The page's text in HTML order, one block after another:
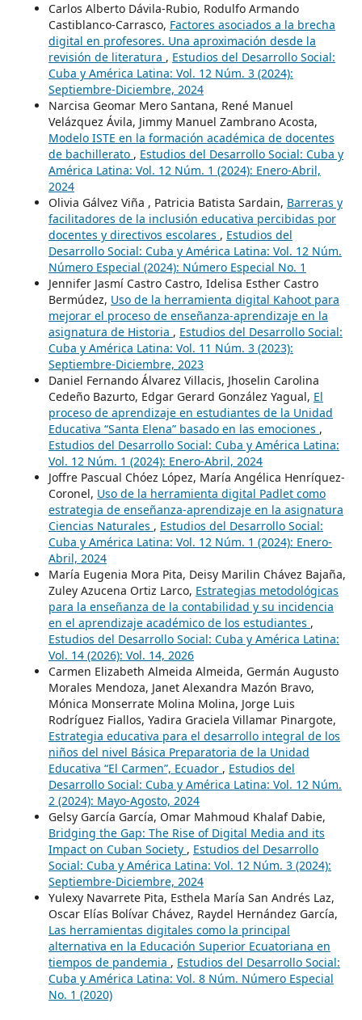
Carlos Alberto Dávila-Rubio, Rodulfo Armando
Castiblanco-Carrasco, Factores asociados a la brecha
digital en profesores. Una aproximación desde la
revisión de literatura , Estudios del Desarrollo Social:
Cuba y América Latina: Vol. 12 Núm. 3 (2024):
Septiembre-Diciembre, 2024
Narcisa Geomar Mero Santana, René Manuel
Velázquez Ávila, Jimmy Manuel Zambrano Acosta,
Modelo ISTE en la formación académica de docentes
de bachillerato , Estudios del Desarrollo Social: Cuba y
América Latina: Vol. 12 Núm. 1 (2024): Enero-Abril,
2024
Olivia Gálvez Viña , Patricia Batista Sardain, Barreras y
facilitadores de la inclusión educativa percibidas por
docentes y directivos escolares , Estudios del
Desarrollo Social: Cuba y América Latina: Vol. 12 Núm.
Número Especial (2024): Número Especial No. 1
Jennifer Jasmí Castro Castro, Idelisa Esther Castro
Bermúdez, Uso de la herramienta digital Kahoot para
mejorar el proceso de enseñanza-aprendizaje en la
asignatura de Historia , Estudios del Desarrollo Social:
Cuba y América Latina: Vol. 11 Núm. 3 (2023):
Septiembre-Diciembre, 2023
Daniel Fernando Álvarez Villacis, Jhoselin Carolina
Cedeño Bazurto, Edgar Gerard González Yagual, El
proceso de aprendizaje en estudiantes de la Unidad
Educativa “Santa Elena” basado en las emociones ,
Estudios del Desarrollo Social: Cuba y América Latina:
Vol. 12 Núm. 1 (2024): Enero-Abril, 2024
Joffre Pascual Chóez López, María Angélica Henríquez-
Coronel, Uso de la herramienta digital Padlet como
estrategia de enseñanza-aprendizaje en la asignatura
Ciencias Naturales , Estudios del Desarrollo Social:
Cuba y América Latina: Vol. 12 Núm. 1 (2024): Enero-
Abril, 2024
María Eugenia Mora Pita, Deisy Marilin Chávez Bajaña,
Zuley Azucena Ortiz Larco, Estrategias metodológicas
para la enseñanza de la contabilidad y su incidencia
en el aprendizaje académico de los estudiantes ,
Estudios del Desarrollo Social: Cuba y América Latina:
Vol. 14 (2026): Vol. 14, 2026
Carmen Elizabeth Almeida Almeida, Germán Augusto
Morales Mendoza, Janet Alexandra Mazón Bravo,
Mónica Monserrate Molina Molina, Jorge Luis
Rodríguez Fiallos, Yadira Graciela Villamar Pinargote,
Estrategia educativa para el desarrollo integral de los
niños del nivel Básica Preparatoria de la Unidad
Educativa “El Carmen”, Ecuador , Estudios del
Desarrollo Social: Cuba y América Latina: Vol. 12 Núm.
2 (2024): Mayo-Agosto, 2024
Gelsy García García, Omar Mahmoud Khalaf Dabie,
Bridging the Gap: The Rise of Digital Media and its
Impact on Cuban Society , Estudios del Desarrollo
Social: Cuba y América Latina: Vol. 12 Núm. 3 (2024):
Septiembre-Diciembre, 2024
Yulexy Navarrete Pita, Esthela María San Andrés Laz,
Oscar Elías Bolívar Chávez, Raydel Hernández García,
Las herramientas digitales como la principal
alternativa en la Educación Superior Ecuatoriana en
tiempos de pandemia , Estudios del Desarrollo Social:
Cuba y América Latina: Vol. 8 Núm. Número Especial
No. 1 (2020)